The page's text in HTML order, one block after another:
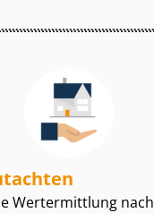
Wertermittlung nach